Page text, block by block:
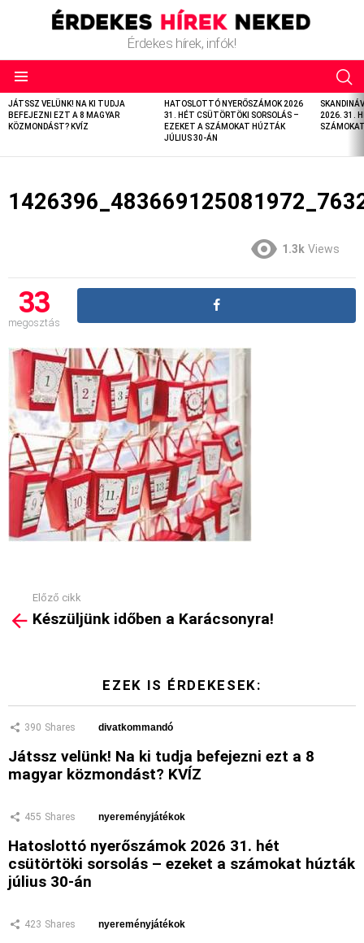
Érdekes hírek, infók!
LATEST
STORIES
JÁTSSZ VELÜNK! NA KI TUDJA
BEFEJEZNI EZT A 8 MAGYAR
KÖZMONDÁST? KVÍZ
HATOSLOTTÓ NYERŐSZÁMOK 2026
31. HÉT CSÜTÖRTÖKI SORSOLÁS –
EZEKET A SZÁMOKAT HÚZTÁK
JÚLIUS 30-ÁN
2026. 31.
1.3k Views
33
megosztás
more
Előző cikk
Készüljünk időben a Karácsonyra!
EZEK IS ÉRDEKESEK:
390 Shares divatkommandó
Játssz velünk! Na ki tudja befejezni ezt a 8
magyar közmondást? KVÍZ
455 Shares nyereményjátékok
Hatoslottó nyerőszámok 2026 31. hét
csütörtöki sorsolás – ezeket a számokat húzták
július 30-án
423 Shares nyereményjátékok